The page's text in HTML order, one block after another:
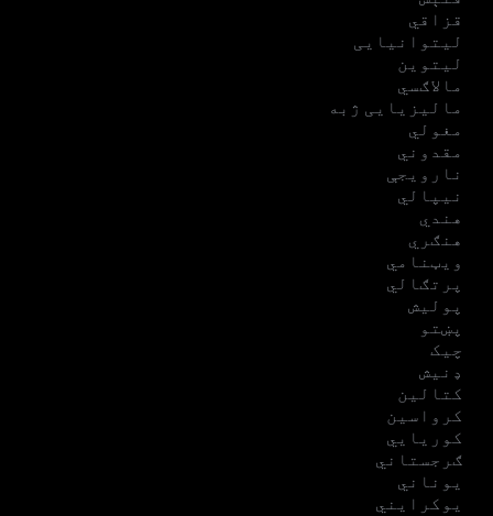
قزاقي
لیتوانیایی
لیتوین
مالاګسي
مالیزیایی ژبه
مغولي
مقدوني
نارویجې
نیپالي
هندي
هنګري
ویټنامي
پرتګالي
پولیش
پښتو
چیک
ډنیش
کتالین
کرواسین
کوریایي
ګرجستاني
یوناني
یوکرایني